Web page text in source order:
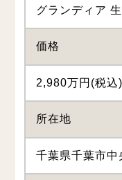
グランディア
価格
2,980万円(税込)
所在地
千葉県千葉市